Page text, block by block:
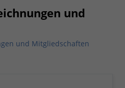
und
und Mitgliedschaften